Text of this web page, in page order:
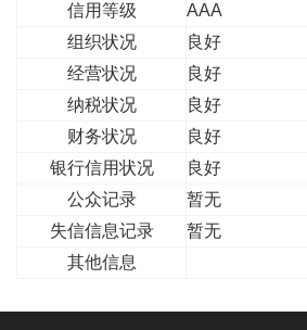
信用等级
AAA
组织状况
良好
经营状况
良好
纳税状况
良好
财务状况
良好
银行信用状况
良好
公众记录
暂无
失信信息记录
暂无
其他信息